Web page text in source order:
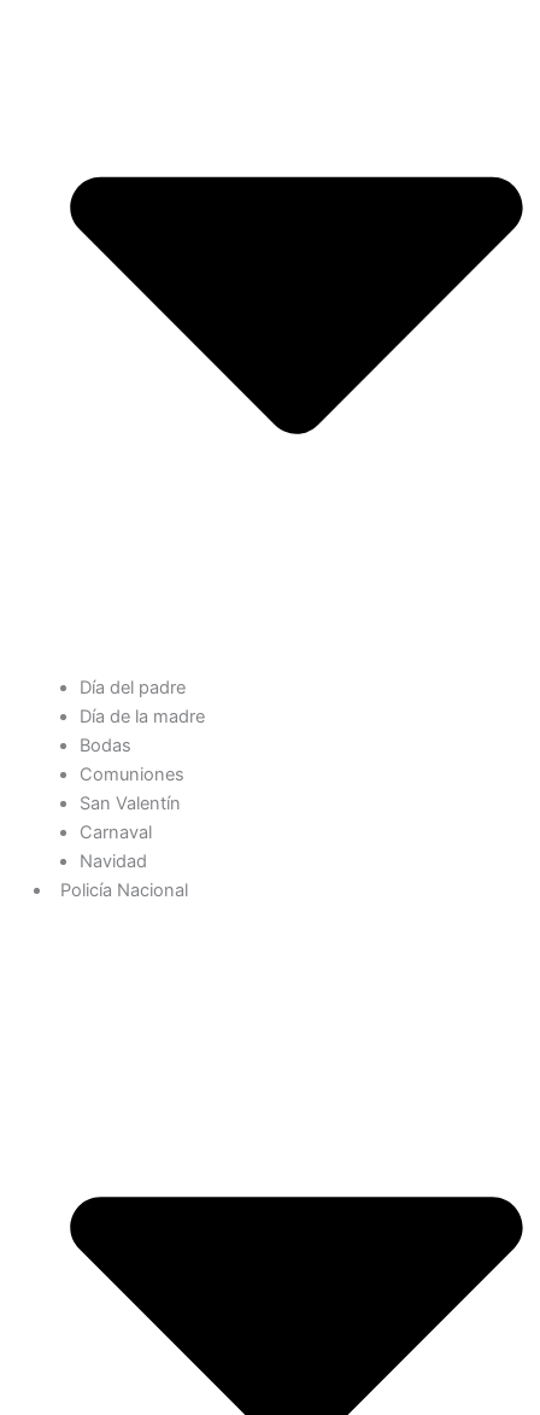
Día del padre
Día de la madre
Bodas
Comuniones
San Valentín
Carnaval
Navidad
Policía Nacional